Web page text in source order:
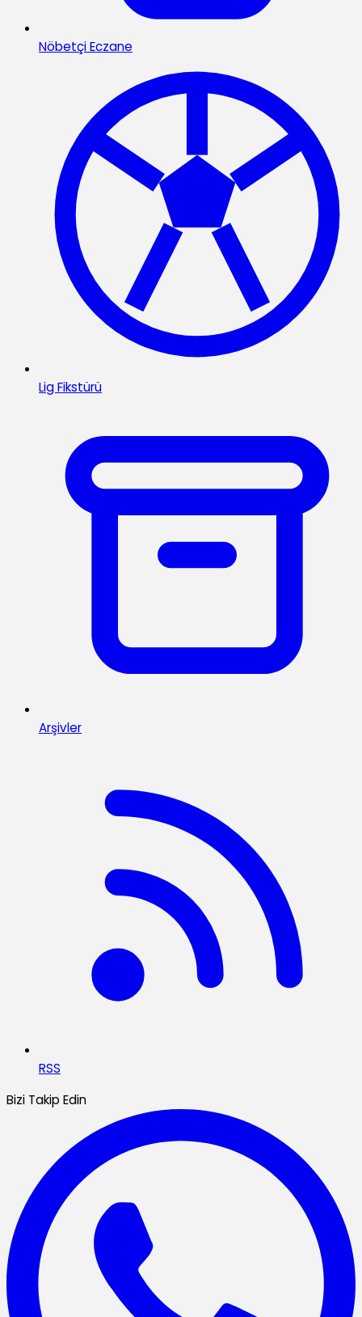
Nöbetçi Eczane
Lig Fikstürü
Arşivler
RSS
Bizi Takip Edin